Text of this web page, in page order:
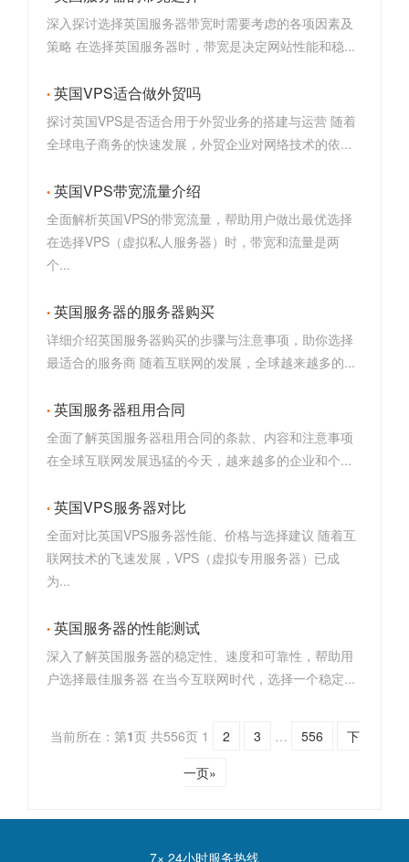
深入探讨选择英国服务器带宽时需要考虑的各项因素及
策略 在选择英国服务器时，带宽是决定网站性能和稳...
英国VPS适合做外贸吗
探讨英国VPS是否适合用于外贸业务的搭建与运营 随着
全球电子商务的快速发展，外贸企业对网络技术的依...
英国VPS带宽流量介绍
全面解析英国VPS的带宽流量，帮助用户做出最优选择
在选择VPS（虚拟私人服务器）时，带宽和流量是两
个...
英国服务器的服务器购买
详细介绍英国服务器购买的步骤与注意事项，助你选择
最适合的服务商 随着互联网的发展，全球越来越多的...
英国服务器租用合同
全面了解英国服务器租用合同的条款、内容和注意事项
在全球互联网发展迅猛的今天，越来越多的企业和个...
英国VPS服务器对比
全面对比英国VPS服务器性能、价格与选择建议 随着互
联网技术的飞速发展，VPS（虚拟专用服务器）已成
为...
英国服务器的性能测试
深入了解英国服务器的稳定性、速度和可靠性，帮助用
户选择最佳服务器 在当今互联网时代，选择一个稳定...
当前所在：第1页 共556页 1 2 3 … 556
下
一页»
7× 24小时服务热线